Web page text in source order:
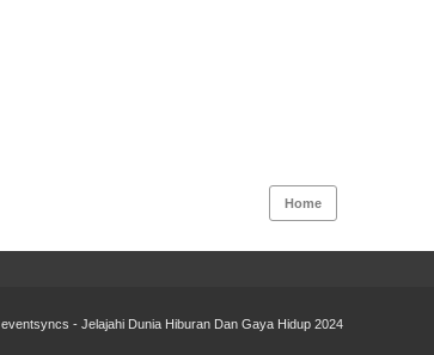
Home
eventsyncs - Jelajahi Dunia Hiburan Dan Gaya Hidup 2024